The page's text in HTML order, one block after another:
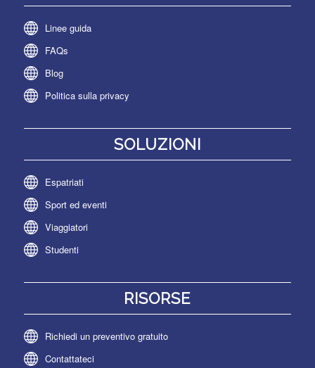
Linee guida
FAQs
Blog
Politica sulla privacy
SOLUZIONI
Espatriati
Sport ed eventi
Viaggiatori
Studenti
RISORSE
Richiedi un preventivo gratuito
Contattateci